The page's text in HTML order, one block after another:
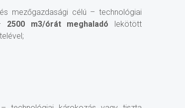
mezőgazdasági célú – technológiai
2500 m3/órát meghaladó lekötött